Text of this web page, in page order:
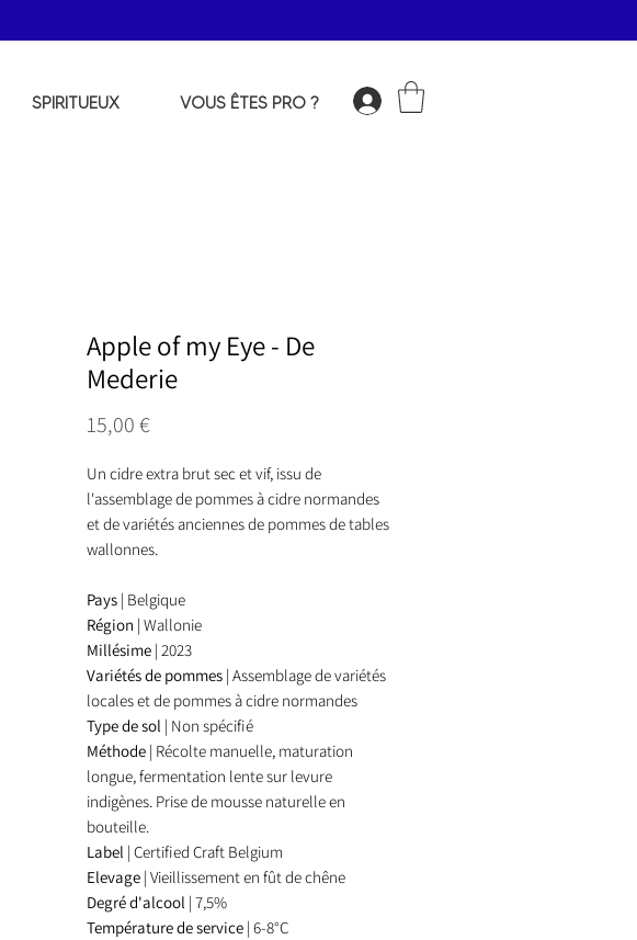
SPIRITUEUX VOUS ÊTES PRO ? Connexion
Apple of my Eye - De
Mederie
15,00 €Prix
Un cidre extra brut sec et vif, issu de
l'assemblage de pommes à cidre normandes
et de variétés anciennes de pommes de tables
wallonnes.
Pays | Belgique
Région | Wallonie
Millésime | 2023
Variétés de pommes | Assemblage de variétés
locales et de pommes à cidre normandes
Type de sol | Non spécifié
Méthode | Récolte manuelle, maturation
longue, fermentation lente sur levure
indigènes. Prise de mousse naturelle en
bouteille.
Label | Certified Craft Belgium
Elevage | Vieillissement en fût de chêne
Degré d'alcool | 7,5%
Température de service | 6-8°C